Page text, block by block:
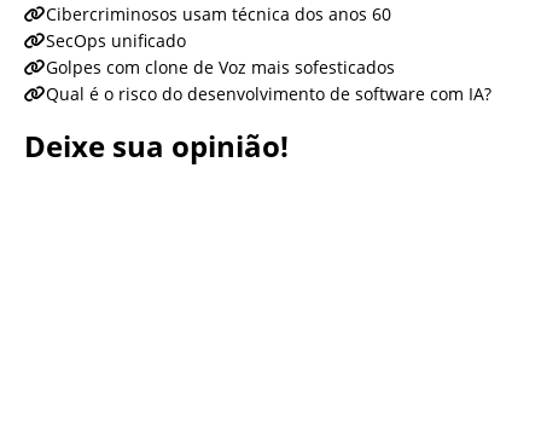
Cibercriminosos usam técnica dos anos 60
SecOps unificado
Golpes com clone de Voz mais sofesticados
Qual é o risco do desenvolvimento de software com IA?
Deixe sua opinião!